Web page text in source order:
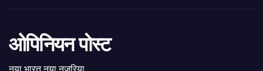
ओपिनियन पोस्ट
नया भारत नया नजरिया